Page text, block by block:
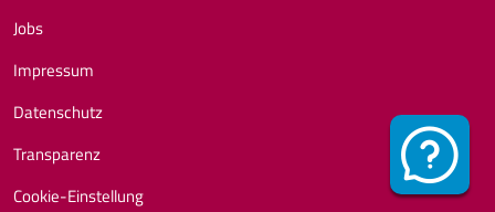
Jobs
Impressum
Datenschutz
Transparenz
Cookie-Einstellung